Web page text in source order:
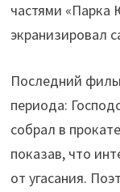
частями «Парка
экранизировал
Последний
периода:
собрал в
показав, что
от угасания.